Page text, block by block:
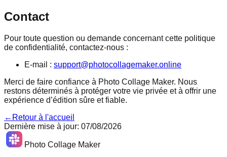
Contact
Pour toute question ou demande concernant cette politique
de confidentialité, contactez-nous :
E-mail : support@photocollagemaker.online
Merci de faire confiance à Photo Collage Maker. Nous
restons déterminés à protéger votre vie privée et à offrir une
expérience d’édition sûre et fiable.
← Retour à l'accueil
Dernière mise à jour: 07/08/2026
Photo Collage Maker